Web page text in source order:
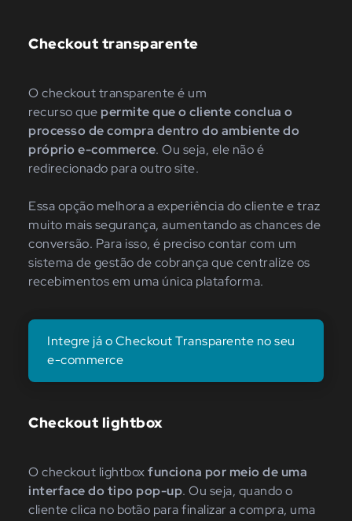
Checkout transparente
O checkout transparente é um
recurso que permite que o cliente conclua o
processo de compra dentro do ambiente do
próprio e-commerce. Ou seja, ele não é
redirecionado para outro site.
Essa opção melhora a experiência do cliente e traz
muito mais segurança, aumentando as chances de
conversão. Para isso, é preciso contar com um
sistema de gestão de cobrança que centralize os
recebimentos em uma única plataforma.
Integre já o Checkout Transparente no seu
e-commerce
Checkout lightbox
O checkout lightboxfunciona por meio de uma
interface do tipo pop-up. Ou seja, quando o
cliente clica no botão para finalizar a compra, uma